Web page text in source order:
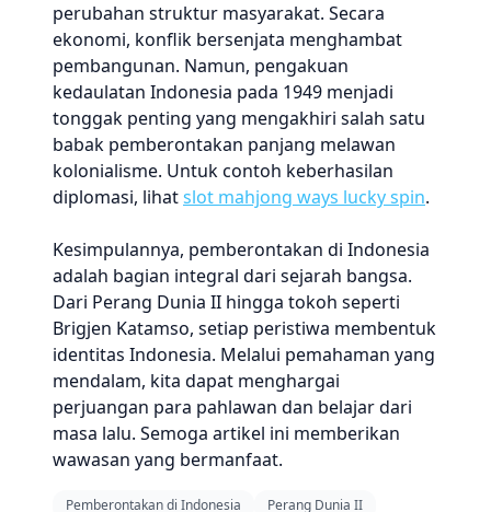
perubahan struktur masyarakat. Secara
ekonomi, konflik bersenjata menghambat
pembangunan. Namun, pengakuan
kedaulatan Indonesia pada 1949 menjadi
tonggak penting yang mengakhiri salah satu
babak pemberontakan panjang melawan
kolonialisme. Untuk contoh keberhasilan
diplomasi, lihatslot mahjong ways lucky spin.
Kesimpulannya, pemberontakan di Indonesia
adalah bagian integral dari sejarah bangsa.
Dari Perang Dunia II hingga tokoh seperti
Brigjen Katamso, setiap peristiwa membentuk
identitas Indonesia. Melalui pemahaman yang
mendalam, kita dapat menghargai
perjuangan para pahlawan dan belajar dari
masa lalu. Semoga artikel ini memberikan
wawasan yang bermanfaat.
Pemberontakan di Indonesia Perang Dunia II